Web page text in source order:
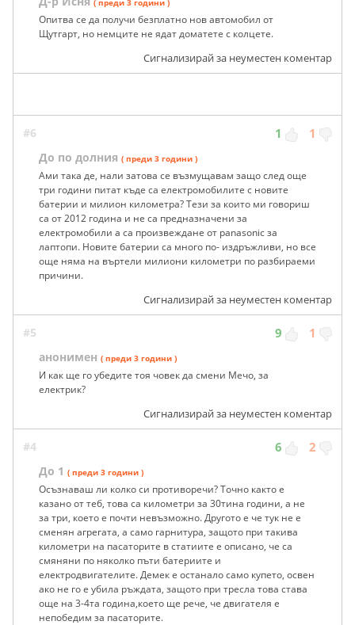
( преди 3 години )
Опитва се да получи безплатно нов автомобил от
Щутгарт, но немците не ядат доматете с колцете.
Сигнализирай за неуместен коментар
#6 1 1
До по долния ( преди 3 години )
Ами така де, нали затова се възмущавам защо след още
три години питат къде са електромобилите с новите
батерии и милион километра? Тези за които ми говориш
са от 2012 година и не са предназначени за
електромобили а са произвеждане от panasonic за
лаптопи. Новите батерии са много по- издръжливи, но все
още няма на въртели милиони километри по разбираеми
причини.
Сигнализирай за неуместен коментар
#5 9 1
анонимен ( преди 3 години )
И как ще го убедите тоя човек да смени Мечо, за
електрик?
Сигнализирай за неуместен коментар
#4 6 2
До 1 ( преди 3 години )
Осъзнаваш ли колко си противоречи? Точно както е
казано от теб, това са километри за 30тина години, а не
за три, което е почти невъзможно. Другото е че тук не е
сменян агрегата, а само гарнитура, защото при такива
километри на пасаторите в статиите е описано, че са
смяняни по няколко пъти батериите и
електродвигателите. Демек е останало само купето, освен
ако не го е убила ръждата, защото при тресла това става
още на 3-4та година,което ще рече, че двигателя е
непобедим за пасаторите.